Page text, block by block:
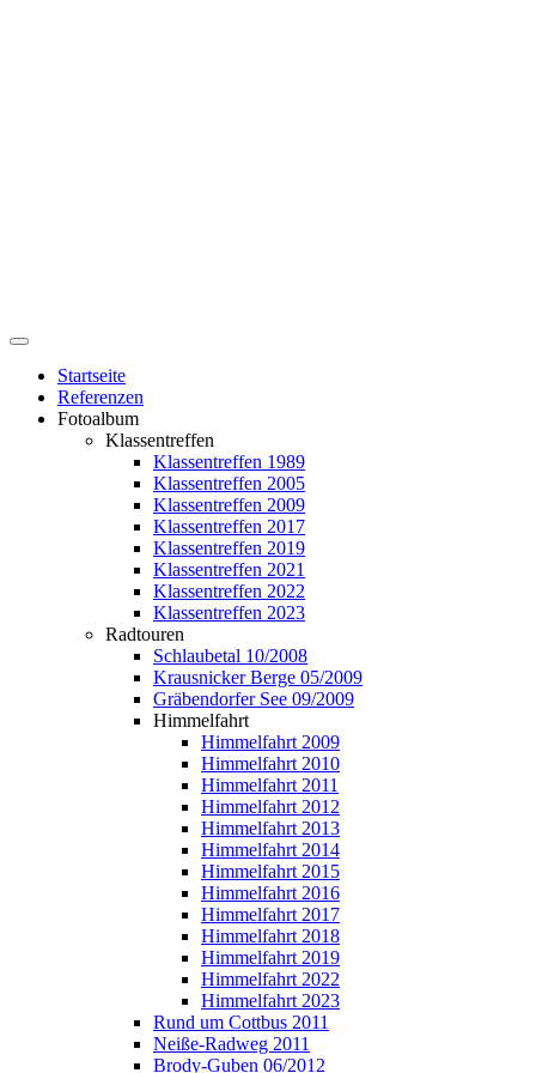
Startseite
Referenzen
Fotoalbum
Klassentreffen
Klassentreffen 1989
Klassentreffen 2005
Klassentreffen 2009
Klassentreffen 2017
Klassentreffen 2019
Klassentreffen 2021
Klassentreffen 2022
Klassentreffen 2023
Radtouren
Schlaubetal 10/2008
Krausnicker Berge 05/2009
Gräbendorfer See 09/2009
Himmelfahrt
Himmelfahrt 2009
Himmelfahrt 2010
Himmelfahrt 2011
Himmelfahrt 2012
Himmelfahrt 2013
Himmelfahrt 2014
Himmelfahrt 2015
Himmelfahrt 2016
Himmelfahrt 2017
Himmelfahrt 2018
Himmelfahrt 2019
Himmelfahrt 2022
Himmelfahrt 2023
Rund um Cottbus 2011
Neiße-Radweg 2011
Brody-Guben 06/2012